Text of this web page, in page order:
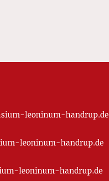
leoninum-handrup.de
leoninum-handrup.de
leoninum-handrup.de